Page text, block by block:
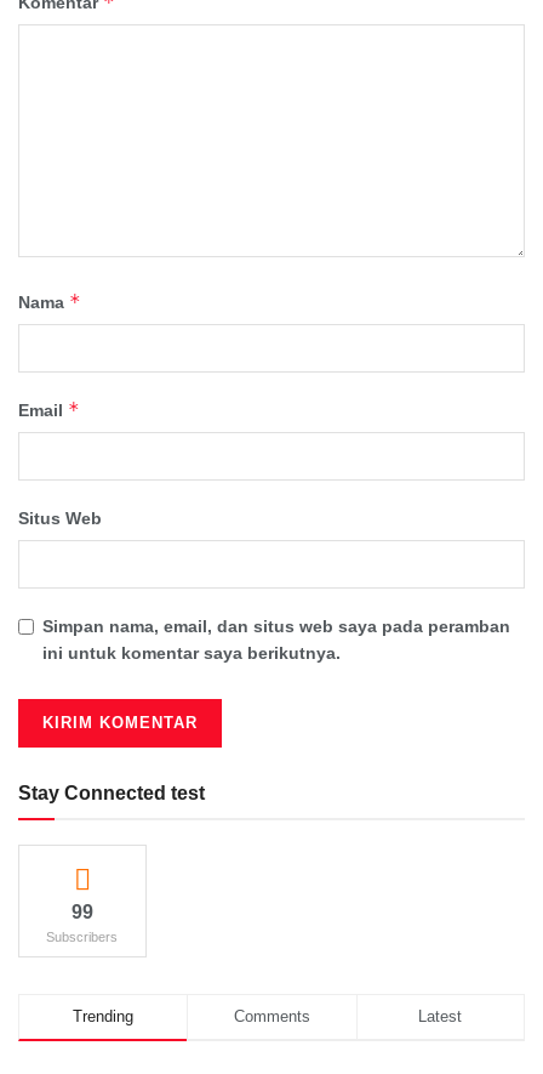
Nama *
Email *
Situs Web
Simpan nama, email, dan situs web saya pada peramban
ini untuk komentar saya berikutnya.
Stay Connected test
99
Subscribers
Trending Comments Latest